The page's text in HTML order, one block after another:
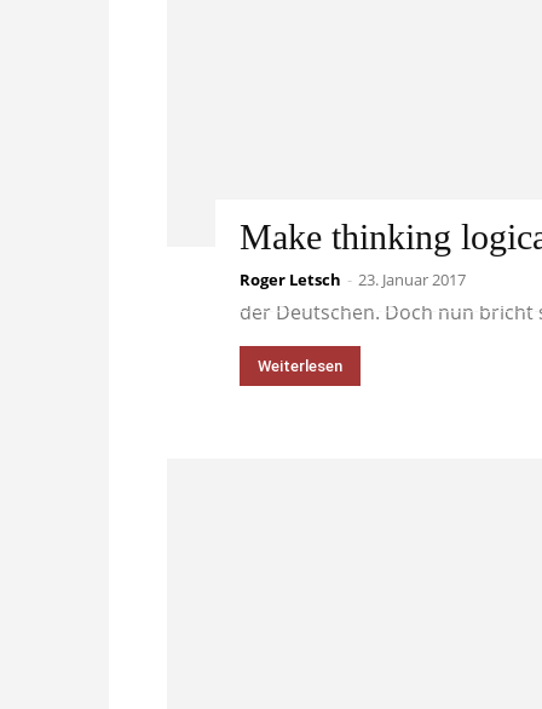
Make thinking
Roger Letsch - 23. Januar 2017
Der Schock über die Wahl
der Deutschen. Doch nun bricht
Weiterlesen